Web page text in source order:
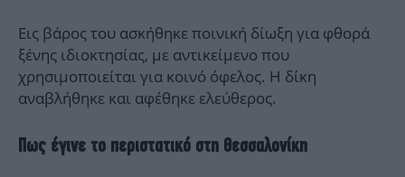
Εις βάρος του ασκήθηκε ποινική δίωξη για φθορά
ξένης ιδιοκτησίας, με αντικείμενο που
χρησιμοποιείται για κοινό όφελος. Η δίκη
αναβλήθηκε και αφέθηκε ελεύθερος.
Πως έγινε το περιστατικό στη Θεσσαλονίκη